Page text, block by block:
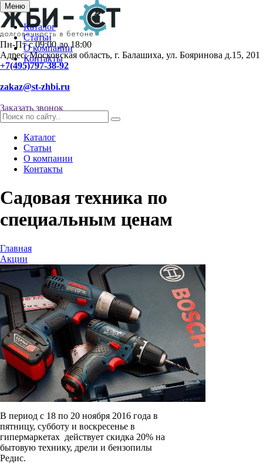
Меню
Каталог
Статьи
О компании
Контакты
Пн-Пт с 09:00 до 18:00
Адрес: Московская область, г. Балашиха, ул. Бояринова д.15, 201
+7(495)797-38-92
zakaz@st-zhbi.ru
Заказать звонок
Каталог
Статьи
О компании
Контакты
Садовая техника по
специальным ценам
Главная
Акции
В период с 18 по 20 ноября 2016 года в
пятницу, субботу и воскресенье в
гипермаркетах действует скидка 20% на
бытовую технику, дрели и бензопилы
Редис.